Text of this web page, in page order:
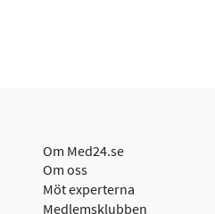
Om Med24.se
Om oss
Möt experterna
Medlemsklubben